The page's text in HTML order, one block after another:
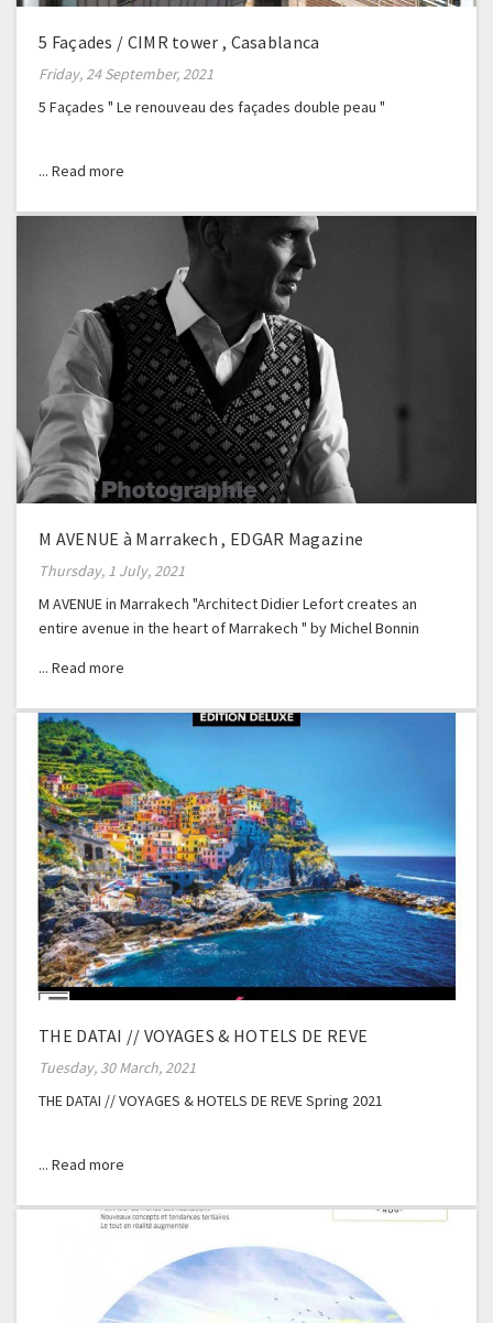
5 Façades / CIMR tower , Casablanca
Friday, 24 September, 2021
5 Façades " Le renouveau des façades double peau "
M AVENUE à Marrakech , EDGAR Magazine
Thursday, 1 July, 2021
M AVENUE in Marrakech "Architect Didier Lefort creates an
entire avenue in the heart of Marrakech " by Michel Bonnin
THE DATAI // VOYAGES & HOTELS DE REVE
Tuesday, 30 March, 2021
THE DATAI // VOYAGES & HOTELS DE REVE Spring 2021